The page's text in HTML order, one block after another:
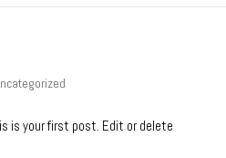
is your first post. Edit or delete